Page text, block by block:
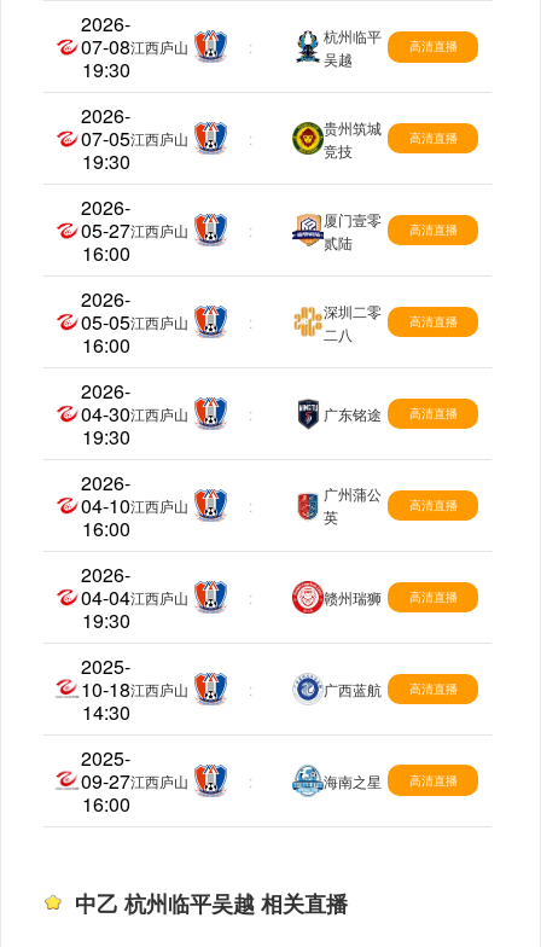
2026-
07-08
19:30
中乙
江西庐山 :
杭州临平
吴越
高清直播
2026-
07-05
19:30
中乙
江西庐山 :
贵州筑城
竞技
高清直播
2026-
05-27
16:00
中乙
江西庐山 :
厦门壹零
贰陆
高清直播
2026-
05-05
16:00
中乙
江西庐山 :
深圳二零
二八
高清直播
2026-
04-30
19:30
中乙
江西庐山 : 广东铭途 高清直播
2026-
04-10
16:00
中乙
江西庐山 :
广州蒲公
英
高清直播
2026-
04-04
19:30
中乙
江西庐山 : 赣州瑞狮 高清直播
2025-
10-18
14:30
中乙
江西庐山 : 广西蓝航 高清直播
2025-
09-27
16:00
中乙
江西庐山 : 海南之星 高清直播
中乙 杭州临平吴越 相关直播